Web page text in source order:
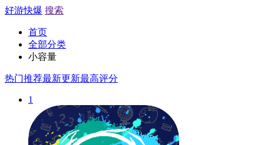
好游快爆 搜索
首页
全部分类
小容量
热门推荐最新更新最高评分
1